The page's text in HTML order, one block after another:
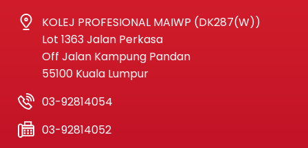
KOLEJ PROFESIONAL MAIWP (DK287(W))
Lot 1363 Jalan Perkasa
Off Jalan Kampung Pandan
55100 Kuala Lumpur
03-92814054
03-92814052